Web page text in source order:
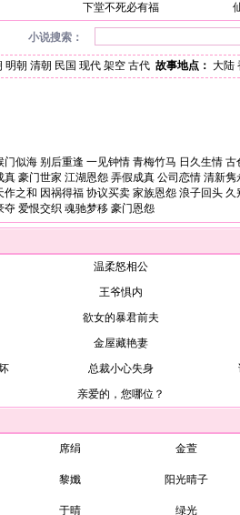
下堂不死必有福
小说搜索：
明朝 清朝 民国 现代 架空 古代 故事地点： 大陆
门似海 别后重逢 一见钟情 青梅竹马 日久生情 古
真 豪门世家 江湖恩怨 弄假成真 公司恋情 清新隽
作之和 因祸得福 协议买卖 家族恩怨 浪子回头 久
夺 爱恨交织 魂驰梦移 豪门恩怨
温柔怒相公
王爷惧内
欲女的暴君前夫
金屋藏艳妻
总裁小心失身
亲爱的，您哪位？
席绢 金萱
黎孅 阳光晴子
于晴 绿光